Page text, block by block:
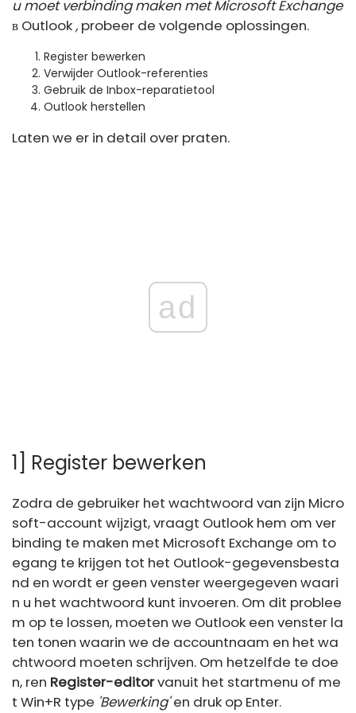
u moet verbinding maken met Microsoft Exchange
в Outlook, probeer de volgende oplossingen.
Register bewerken
Verwijder Outlook-referenties
Gebruik de Inbox-reparatietool
Outlook herstellen
Laten we er in detail over praten.
ad
1] Register bewerken
Zodra de gebruiker het wachtwoord van zijn Micro
soft-account wijzigt, vraagt ​​Outlook hem om ver
binding te maken met Microsoft Exchange om to
egang te krijgen tot het Outlook-gegevensbesta
nd en wordt er geen venster weergegeven waari
n u het wachtwoord kunt invoeren. Om dit problee
m op te lossen, moeten we Outlook een venster la
ten tonen waarin we de accountnaam en het wa
chtwoord moeten schrijven. Om hetzelfde te doe
n, ren Register-editorvanuit het startmenu of me
t Win+R type 'Bewerking'en druk op Enter.